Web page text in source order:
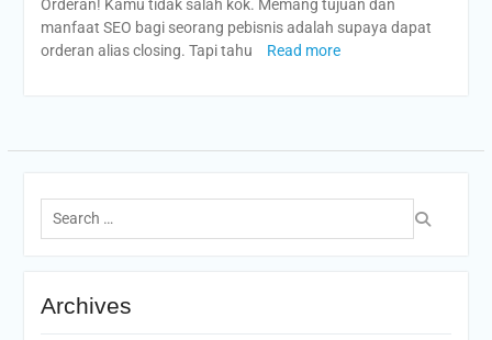
Orderan! Kamu tidak salah kok. Memang tujuan dan
manfaat SEO bagi seorang pebisnis adalah supaya dapat
orderan alias closing. Tapi tahu
Read more
Search
for:
Archives